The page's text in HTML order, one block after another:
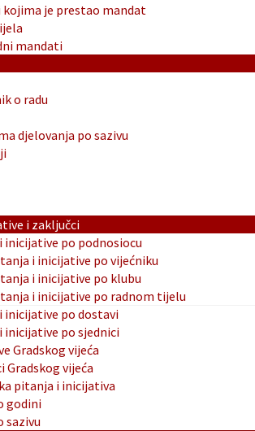
kojima je prestao mandat
mandati
o radu
djelovanja po sazivu
i zaključci
inicijative po podnosiocu
i inicijative po vijećniku
i inicijative po klubu
i inicijative po radnom tijelu
inicijative po dostavi
inicijative po sjednici
Gradskog vijeća
Gradskog vijeća
pitanja i inicijativa
godini
sazivu